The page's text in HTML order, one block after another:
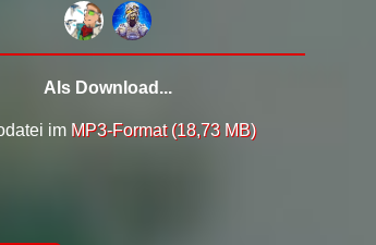
Als Download...
im MP3-Format (18,73 MB)